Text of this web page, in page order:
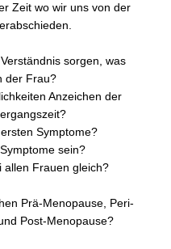
Zeit wo wir uns von der
sorgen, was
der Frau?
Anzeichen der
Symptome?
sein?
allen Frauen gleich?
Prä-Menopause, Peri-
Post-Menopause?